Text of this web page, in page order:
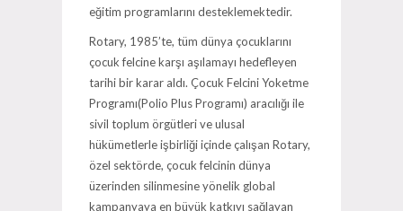
eğitim programlarını desteklemektedir.
Rotary, 1985’te, tüm dünya çocuklarını
çocuk felcine karşı aşılamayı hedefleyen
tarihi bir karar aldı. Çocuk Felcini Yoketme
Programı(Polio Plus Programı) aracılığı ile
sivil toplum örgütleri ve ulusal
hükümetlerle işbirliği içinde çalışan Rotary,
özel sektörde, çocuk felcinin dünya
üzerinden silinmesine yönelik global
kampanyaya en büyük katkıyı sağlayan